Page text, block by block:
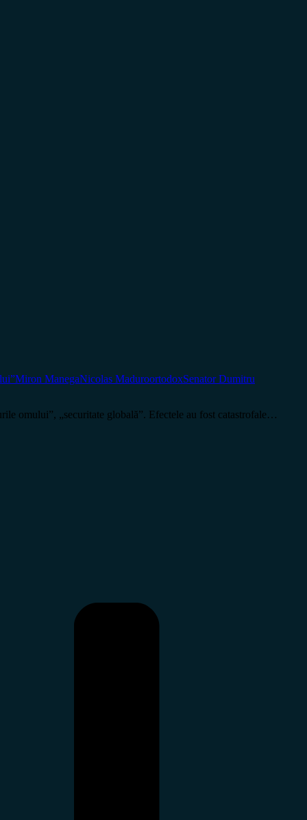
Miron ManegaNicolas MaduroortodoxSenator Dumitru
omului”, „securitate globală”. Efectele au fost catastrofale…